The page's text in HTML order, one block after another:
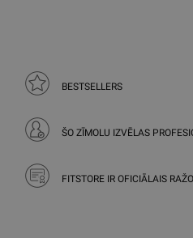
BESTSELLERS
ŠO ZĪMOLU IZVĒLAS
FITSTORE IR OFICIĀLAIS